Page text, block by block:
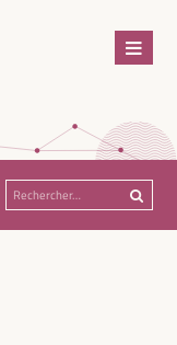
Rechercher :